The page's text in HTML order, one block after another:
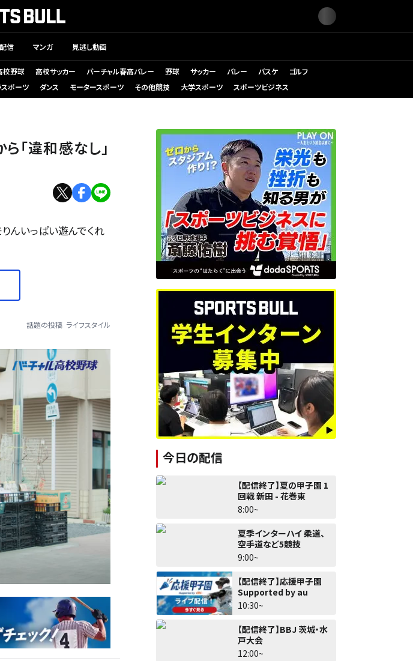
信 マンガ 見逃し動画
校野球 高校サッカー バーチャル春高バレー 野球 サッカー バレー バスケ
ゴルフ
スポーツ ダンス モータースポーツ その他競技 大学スポーツ スポーツビジネス
「違和感なし」
んいっぱい遊んでくれ
話題の投稿 ライフスタイル
今日の配信
【配信終了】夏の甲子園 1
回戦 新田 - 花巻東
8:00~
夏季インターハイ 柔道、
空手道など5競技
9:00~
【配信終了】応援甲子園
Supported by au
10:30~
【配信終了】BBJ 茨城・水
戸大会
12:00~